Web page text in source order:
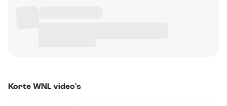
Korte WNL video's